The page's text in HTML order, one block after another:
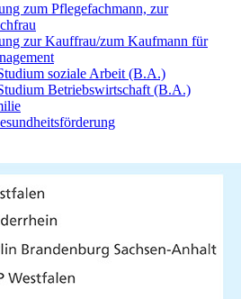
zum Pflegefachmann, zur
zur Kauffrau/zum Kaufmann für
soziale Arbeit (B.A.)
Betriebswirtschaft (B.A.)